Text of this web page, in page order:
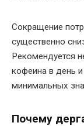
Сокращение
существенно
Рекомендуется
кофеина в день и
минимальных
Почему